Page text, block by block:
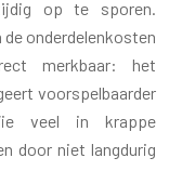
op te sporen.
onderdelenkosten
merkbaar: het
voorspelbaarder
veel in krappe
door niet langdurig